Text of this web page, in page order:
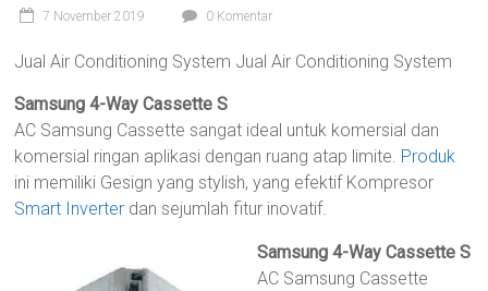
Office
Hotel
7 November 2019 0 Komentar
Jual Air Conditioning System Jual Air Conditioning System
Samsung 4-Way Cassette S
AC Samsung Cassette sangat ideal untuk komersial dan
komersial ringan aplikasi dengan ruang atap limite. Produk
ini memiliki Gesign yang stylish, yang efektif Kompresor
Smart Inverter dan sejumlah fitur inovatif.
Samsung 4-Way Cassette S
AC Samsung Cassette